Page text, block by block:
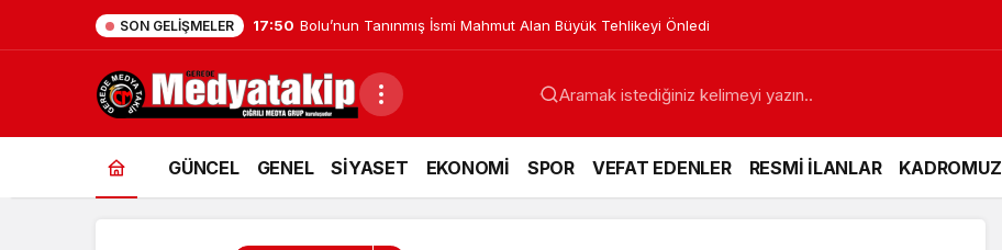
SON GELIŞMELER 17:41 Düzce Üniversitesi Ekibi Slovenya’dan Ses Verdi
GÜNCEL GENEL SİYASET EKONOMİ SPOR VEFAT EDENLER RESMİ İLANLAR KADROMUZ